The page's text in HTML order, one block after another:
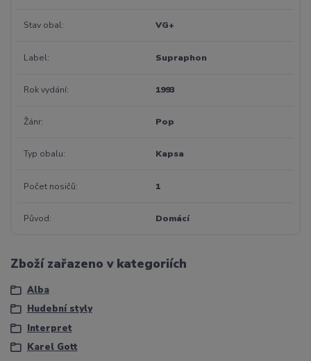
Stav obal VG+
Label Supraphon
Rok vydání 1993
Žánr Pop
Typ obalu Kapsa
Počet nosičů 1
Původ Domácí
Zboží zařazeno v kategoriích
Alba
Hudební styly
Interpret
Karel Gott